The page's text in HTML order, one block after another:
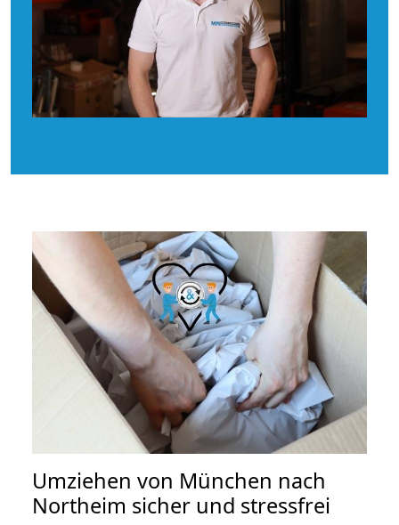
Umziehen von München nach
Northeim sicher und stressfrei